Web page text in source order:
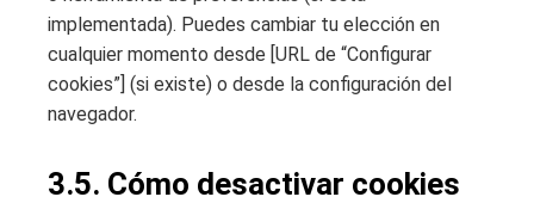
implementada). Puedes cambiar tu elección en
cualquier momento desde [URL de “Configurar
cookies”] (si existe) o desde la configuración del
navegador.
3.5. Cómo desactivar cookies